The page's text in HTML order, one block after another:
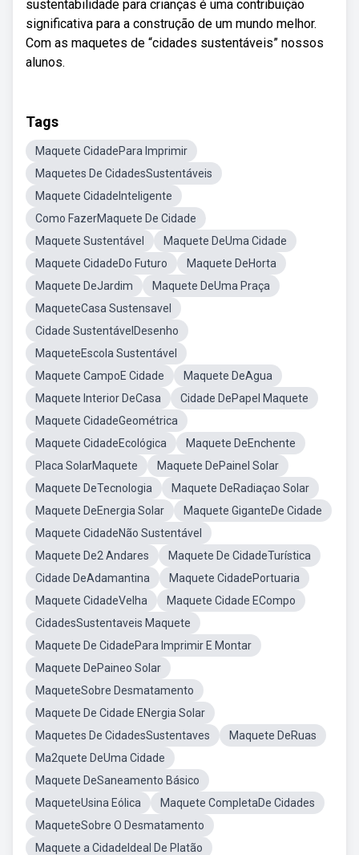
sustentabilidade para crianças é uma contribuição
significativa para a construção de um mundo melhor.
Com as maquetes de “cidades sustentáveis” nossos
alunos.
Tags
Maquete CidadePara Imprimir
Maquetes De CidadesSustentáveis
Maquete CidadeInteligente
Como FazerMaquete De Cidade
Maquete Sustentável
Maquete DeUma Cidade
Maquete CidadeDo Futuro
Maquete DeHorta
Maquete DeJardim
Maquete DeUma Praça
MaqueteCasa Sustensavel
Cidade SustentávelDesenho
MaqueteEscola Sustentável
Maquete CampoE Cidade
Maquete DeAgua
Maquete Interior DeCasa
Cidade DePapel Maquete
Maquete CidadeGeométrica
Maquete CidadeEcológica
Maquete DeEnchente
Placa SolarMaquete
Maquete DePainel Solar
Maquete DeTecnologia
Maquete DeRadiaçao Solar
Maquete DeEnergia Solar
Maquete GiganteDe Cidade
Maquete CidadeNão Sustentável
Maquete De2 Andares
Maquete De CidadeTurística
Cidade DeAdamantina
Maquete CidadePortuaria
Maquete CidadeVelha
Maquete Cidade ECompo
CidadesSustentaveis Maquete
Maquete De CidadePara Imprimir E Montar
Maquete DePaineo Solar
MaqueteSobre Desmatamento
Maquete De Cidade ENergia Solar
Maquetes De CidadesSustentaves
Maquete DeRuas
Ma2quete DeUma Cidade
Maquete DeSaneamento Básico
MaqueteUsina Eólica
Maquete CompletaDe Cidades
MaqueteSobre O Desmatamento
Maquete a CidadeIdeal De Platão